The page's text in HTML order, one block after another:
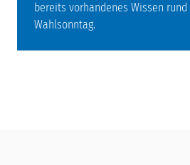
bereits vorhandenes Wissen
Wahlsonntag.